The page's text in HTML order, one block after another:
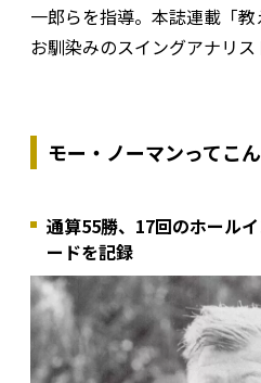
一郎らを指導。本誌連載「
お馴染みのスイングアナリス
モー・ノーマンってこ
通算55勝、17回のホール
ードを記録